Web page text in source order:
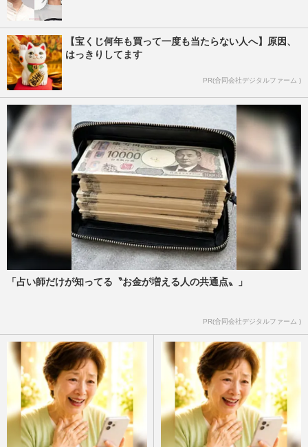
【宝くじ何年も買って一度も当たらない人へ】原因、
はっきりしてます
PR(合同会社デジタルファーム )
「占い師だけが知ってる〝お金が増える人の共通点〟」
PR(合同会社デジタルファーム )